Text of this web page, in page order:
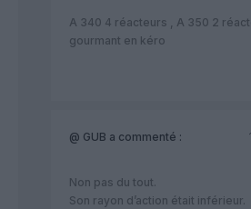
A 340 4 réacteurs , A 350 2
gourmant en kéro
@ GUB a commenté :
Non pas du tout.
Son rayon d’action était inférieur.